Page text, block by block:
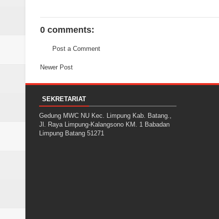
0 comments:
Post a Comment
Newer Post
SEKRETARIAT
Gedung MWC NU Kec. Limpung Kab. Batang.,
Jl. Raya Limpung-Kalangsono KM. 1 Babadan
Limpung Batang 51271